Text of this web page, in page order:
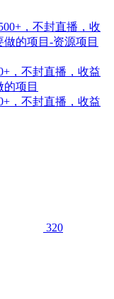
，不封直播，收益
项目
，不封直播，收益
320